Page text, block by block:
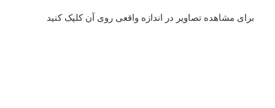
برای مشاهده تصاویر در اندازه واقعی روی آن کلیک کنید